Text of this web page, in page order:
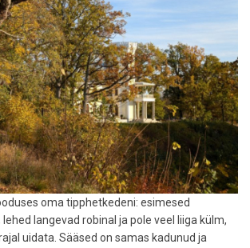
oma tipphetkedeni: esimesed
langevad robinal ja pole veel liiga külm,
uidata. Sääsed on samas kadunud ja